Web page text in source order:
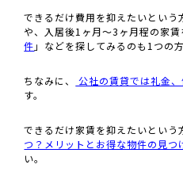
できるだけ費用を抑えたいとい
や、入居後1ヶ月〜3ヶ月程の家
件 」などを探してみるのも1つの方
ちなみに、 公社の賃貸では礼金
す。
できるだけ家賃を抑えたいという
つ？メリットとお得な物件の見つ
い。